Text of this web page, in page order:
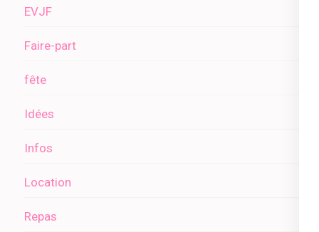
EVJF
Faire-part
fête
Idées
Infos
Location
Repas